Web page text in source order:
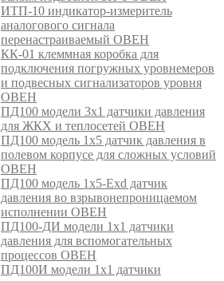
ИТП-10 индикатор-измеритель
аналогового сигнала
перенастраиваемый ОВЕН
КК-01 клеммная коробка для
подключения погружных уровнемеров
и подвесных сигнализаторов уровня
ОВЕН
ПД100 модели 3х1 датчики давления
для ЖКХ и теплосетей ОВЕН
ПД100 модель 1х5 датчик давления в
полевом корпусе для сложных условий
ОВЕН
ПД100 модель 1х5-Exd датчик
давления во взрывонепроницаемом
исполнении ОВЕН
ПД100-ДИ модели 1х1 датчики
давления для вспомогательных
процессов ОВЕН
ПД100И модели 1х1 датчики